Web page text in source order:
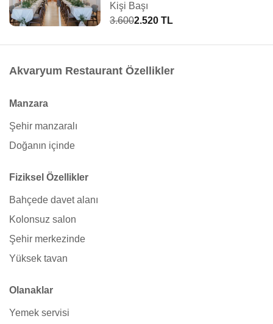
Kişi Başı
3.6002.520 TL
Akvaryum Restaurant Özellikler
Manzara
Şehir manzaralı
Doğanın içinde
Fiziksel Özellikler
Bahçede davet alanı
Kolonsuz salon
Şehir merkezinde
Yüksek tavan
Olanaklar
Yemek servisi